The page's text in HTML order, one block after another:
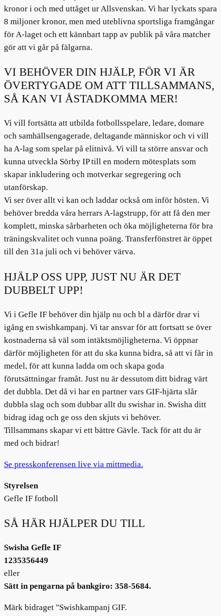
kronor i och med uttåget ur Allsvenskan. Vi har lyckats spara
8 miljoner kronor, men med uteblivna sportsliga framgångar
för A-laget och ett kännbart tapp av publik på våra matcher
gör att vi går på fälgarna.
VI BEHÖVER DIN HJÄLP, FÖR VI ÄR
ÖVERTYGADE OM ATT TILLSAMMANS,
SÅ KAN VI ÅSTADKOMMA MER!
Vi vill fortsätta att utbilda fotbollsspelare, ledare, domare
och samhällsengagerade, deltagande människor och vi vill
ha A-lag som spelar på elitnivå. Vi vill ta större ansvar och
kunna utveckla Sörby IP till en modern mötesplats som
skapar inkludering och motverkar segregering och
utanförskap.
Vi ser över allt vi kan och laddar också om inför hösten. Vi
behöver bredda våra herrars A-lagstrupp, för att få den mer
komplett, minska sårbarheten och öka möjligheterna för bra
träningskvalitet och vunna poäng. Transferfönstret är öppet
till den 31a juli och vi behöver värva.
HJÄLP OSS UPP, JUST NU ÄR DET
DUBBELT UPP!
Vi i Gefle IF behöver din hjälp nu och bl a därför drar vi
igång en swishkampanj. Vi tar ansvar för att fortsatt se över
kostnaderna så väl som intäktsmöjligheterna. Vi öppnar
därför möjligheten för att du ska kunna bidra, så att vi får in
medel, för att kunna ladda om och skapa goda
förutsättningar framåt. Just nu är dessutom ditt bidrag värt
det dubbla. Det då vi har en partner vars GIF-hjärta slår
dubbla slag och som dubbar allt du swishar in. Swisha ditt
bidrag idag och ge oss den skjuts vi behöver.
Tillsammans skapar vi ett bättre Gävle. Tack för att du är
med och bidrar!
Se presskonferensen live via mittmedia.
Styrelsen
Gefle IF fotboll
SÅ HÄR HJÄLPER DU TILL
Swisha Gefle IF
1235356449
eller
Sätt in pengarna på bankgiro: 358-5684.
Märk bidraget "Swishkampanj GIF.